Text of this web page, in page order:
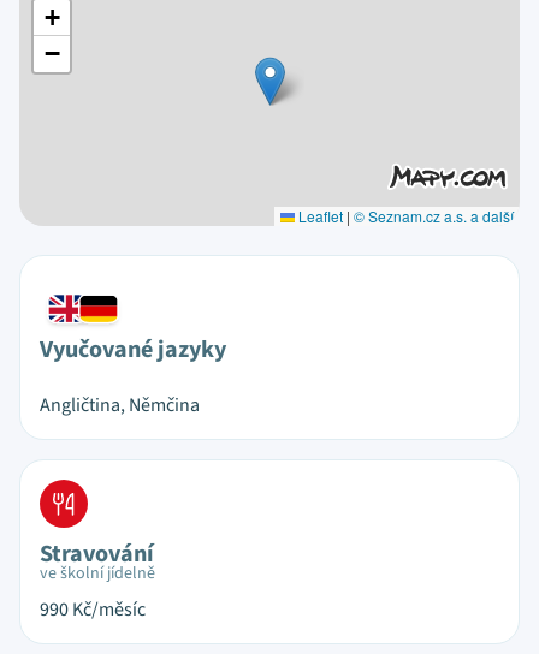
+
−
Leaflet | © Seznam.cz a.s. a další
Vyučované jazyky
Angličtina, Němčina
Stravování
ve školní jídelně
990Kč/měsíc